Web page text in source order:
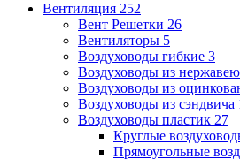
Вентиляция 252
Вент Решетки 26
Вентиляторы 5
Воздуховоды гибкие 3
Воздуховоды из
Воздуховоды из
Воздуховоды из сэндвича
Воздуховоды пластик 27
Круглые
Прямоугольные